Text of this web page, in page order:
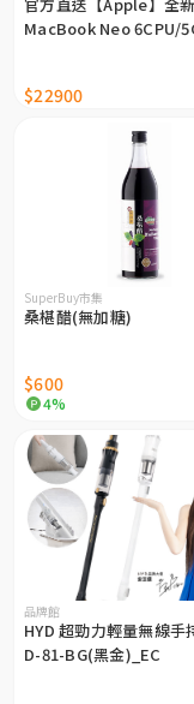
MacBook Neo 6CPU/
$22900
SuperBuy市集
桑椹醋(無加糖)
$600
4%
品牌館
HYD 超勁力輕量無線手
D-81-BG(黑金)_EC